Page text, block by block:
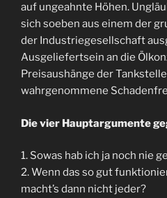
auf ungeahnte Höhen.
sich soeben aus einem der
der Industriegesellschaft
Ausgeliefertsein an die
Preisaushänge der
wahrgenommene
Die vier Hauptargumente
1. Sowas hab ich ja noch nie
2. Wenn das so gut
macht’s dann nicht jeder?